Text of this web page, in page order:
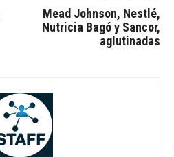
Mead Johnson, Nestlé,
Nutricia Bagó y Sancor,
aglutinadas